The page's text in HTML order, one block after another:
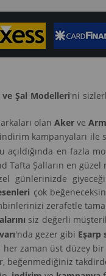
ve Şal Modelleri'ni
olan Akerve
kampanyaları ile
en fazla
Şalların en güzel
günlerinizde
çok
zerafetle
siz değerli
'nda gezer gibi Eşarp
zaman üst düzey
beğenmediğiniz